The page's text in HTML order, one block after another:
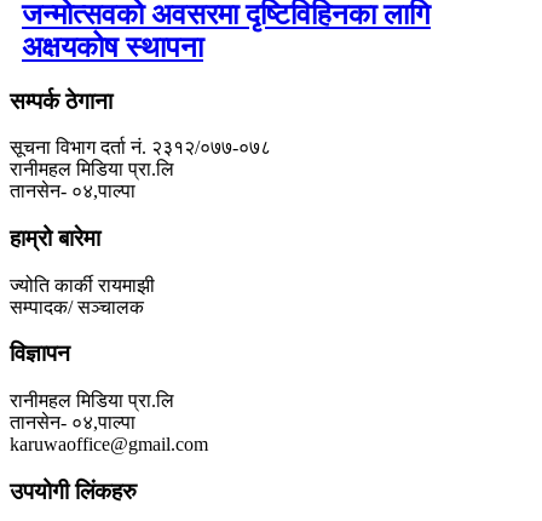
जन्मोत्सवको अवसरमा दृष्टिविहिनका लागि
अक्षयकोष स्थापना
सम्पर्क ठेगाना
सूचना विभाग दर्ता नं. २३१२/०७७-०७८
रानीमहल मिडिया प्रा.लि
तानसेन- ०४,पाल्पा
हाम्रो बारेमा
ज्योति कार्की रायमाझी
सम्पादक/ सञ्चालक
विज्ञापन
रानीमहल मिडिया प्रा.लि
तानसेन- ०४,पाल्पा
karuwaoffice@gmail.com
उपयोगी लिंकहरु